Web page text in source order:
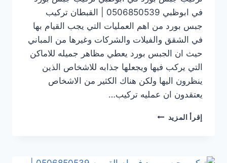
في ابوظبي 0506850539 | القبطان تركيب
جبس بورد من اهم العمليات التي يجب القيام بها
في الشقق والفيلات والشركات وغيرها من المباني
حيث ان الجبس بورد يعطي مظاهر جميله للاماكن
التي يركب فيها ويجعلها جذابه للاشخاص الذين
ينظرون اليها ولكن هناك الكثير من الاشخاص
يعتقدون ان عمليه تركيب…
إقرأ المزيد تركيب